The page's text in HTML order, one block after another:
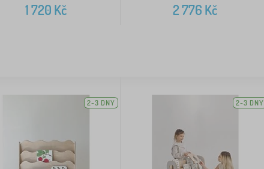
1 720 Kč 2 776 Kč
2-3 DNY 2-3 DNY